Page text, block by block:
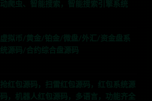
动爬虫、智能搜索，智能搜索引擎系统
虚拟币/黄金/铂金/微盘/外汇/资金盘系
统源码/合约综合盘源码
抢红包源码，扫雷红包源码，红包系统源
码，机器人红包源码，多语言，功能齐全